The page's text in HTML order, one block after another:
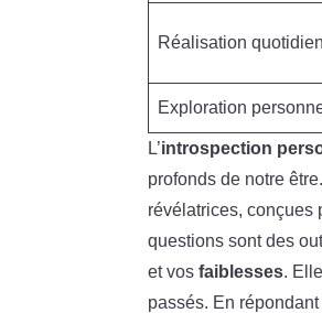
Réalisation
Exploration
L’introspection
profonds de notre
révélatrices, conçues
questions sont des
et vosfaiblesses.
passés. En